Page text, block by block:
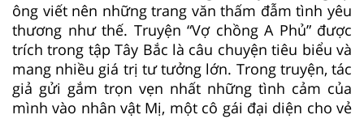
ông viết nên những trang văn thấm đẫm tình yêu
thương như thế. Truyện “Vợ chồng A Phủ” được
trích trong tập Tây Bắc là câu chuyện tiêu biểu và
mang nhiều giá trị tư tưởng lớn. Trong truyện, tác
giả gửi gắm trọn vẹn nhất những tình cảm của
mình vào nhân vật Mị, một cô gái đại diện cho vẻ